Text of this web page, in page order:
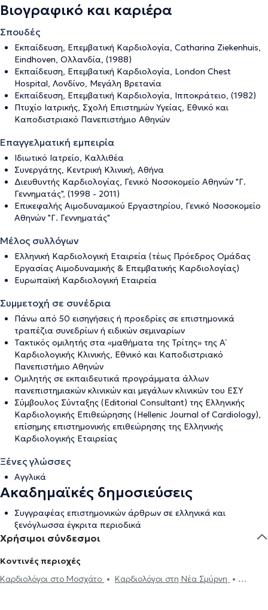
Βιογραφικό και καριέρα
Σπουδές
Εκπαίδευση, Επεμβατική Καρδιολογία, Catharina Ziekenhuis,
Eindhoven, Ολλανδία, (1988)
Εκπαίδευση, Επεμβατική Καρδιολογία, London Chest
Hospital, Λονδίνο, Μεγάλη Βρετανία
Εκπαίδευση, Επεμβατική Καρδιολογία, Ιπποκράτειο, (1982)
Πτυχίο Ιατρικής, Σχολή Επιστημών Υγείας, Εθνικό και
Καποδιστριακό Πανεπιστήμιο Αθηνών
Επαγγελματική εμπειρία
Ιδιωτικό Ιατρείο, Καλλιθέα
Συνεργάτης, Κεντρική Κλινική, Αθήνα
Διευθυντής Καρδιολογίας, Γενικό Νοσοκομείο Αθηνών "Γ.
Γεννηματάς", (1998 - 2011)
Επικεφαλής Αιμοδυναμικού Εργαστηρίου, Γενικό Νοσοκομείο
Αθηνών "Γ. Γεννηματάς"
Μέλος συλλόγων
Ελληνική Καρδιολογική Εταιρεία (τέως Πρόεδρος Ομάδας
Εργασίας Αιμοδυναμικής & Επεμβατικής Καρδιολογίας)
Ευρωπαϊκή Καρδιολογική Εταιρεία
Συμμετοχή σε συνέδρια
Πάνω από 50 εισηγήσεις ή προεδρίες σε επιστημονικά
τραπέζια συνεδρίων ή ειδικών σεμιναρίων
Τακτικός ομιλητής στα «μαθήματα της Τρίτης» της Α΄
Καρδιολογικής Κλινικής, Εθνικό και Καποδιστριακό
Πανεπιστήμιο Αθηνών
Ομιλητής σε εκπαιδευτικά προγράμματα άλλων
πανεπιστημιακών κλινικών και μεγάλων κλινικών του ΕΣΥ
Σύμβουλος Σύνταξης (Editorial Consultant) της Ελληνικής
Καρδιολογικής Επιθεώρησης (Hellenic Journal of Cardiology),
επίσημης επιστημονικής επιθεώρησης της Ελληνικής
Καρδιολογικής Εταιρείας
Ξένες γλώσσες
Αγγλικά
Ακαδημαϊκές δημοσιεύσεις
Συγγραφέας επιστημονικών άρθρων σε ελληνικά και
ξενόγλωσσα έγκριτα περιοδικά
Χρήσιμοι σύνδεσμοι
Κοντινές περιοχές
Καρδιολόγοι στο Μοσχάτο
Καρδιολόγοι στη Νέα Σμύρνη